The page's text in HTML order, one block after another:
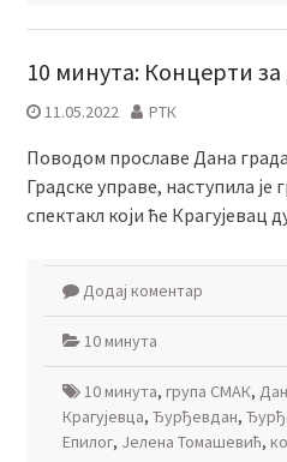
10 минута: Концерти
11.05.2022 РТК
Поводом прославе Дана
Градске управе, наступила је
спектакл који ће Крагујевац
Додај коментар
10 минута
10 минута, група СМАК,
Крагујевца, Ђурђевдан,
Епилог, Јелена Томашевић,